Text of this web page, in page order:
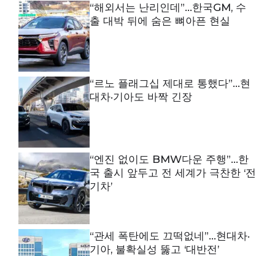
“해외서는 난리인데”…한국GM, 수
출 대박 뒤에 숨은 뼈아픈 현실
“르노 플래그십 제대로 통했다”…현
대차·기아도 바짝 긴장
“엔진 없이도 BMW다운 주행”…한
국 출시 앞두고 전 세계가 극찬한 ‘전
기차’
“관세 폭탄에도 끄떡없네”…현대차·
기아, 불확실성 뚫고 ‘대반전’